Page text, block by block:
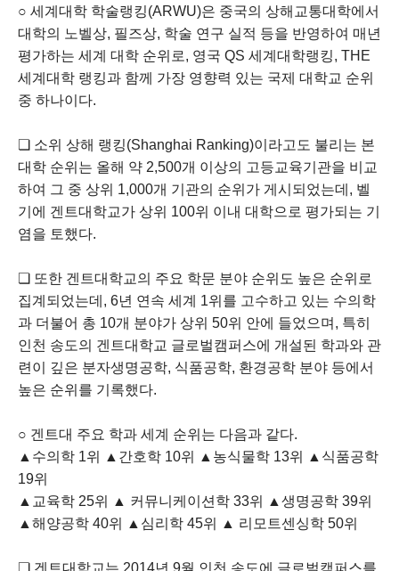
○ 세계대학 학술랭킹(ARWU)은 중국의 상해교통대학에서
대학의 노벨상, 필즈상, 학술 연구 실적 등을 반영하여 매년
평가하는 세계 대학 순위로, 영국 QS 세계대학랭킹, THE
세계대학 랭킹과 함께 가장 영향력 있는 국제 대학교 순위
중 하나이다.
❏ 소위 상해 랭킹(Shanghai Ranking)이라고도 불리는 본
대학 순위는 올해 약 2,500개 이상의 고등교육기관을 비교
하여 그 중 상위 1,000개 기관의 순위가 게시되었는데, 벨
기에 겐트대학교가 상위 100위 이내 대학으로 평가되는 기
염을 토했다.
❏ 또한 겐트대학교의 주요 학문 분야 순위도 높은 순위로
집계되었는데, 6년 연속 세계 1위를 고수하고 있는 수의학
과 더불어 총 10개 분야가 상위 50위 안에 들었으며, 특히
인천 송도의 겐트대학교 글로벌캠퍼스에 개설된 학과와 관
련이 깊은 분자생명공학, 식품공학, 환경공학 분야 등에서
높은 순위를 기록했다.
○ 겐트대 주요 학과 세계 순위는 다음과 같다.
▲수의학 1위 ▲간호학 10위 ▲농식물학 13위 ▲식품공학
19위
▲교육학 25위 ▲ 커뮤니케이션학 33위 ▲생명공학 39위
▲해양공학 40위 ▲심리학 45위 ▲ 리모트센싱학 50위